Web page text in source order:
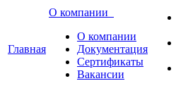
Главная
О компании
О компании
Документация
Сертификаты
Вакансии